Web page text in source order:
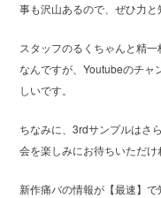
事も沢山あるので、ぜひ力
スタッフのるくちゃんと精
なんですが、Youtubeのチャ
しいです。
ちなみに、3rdサンプルはさ
会を楽しみにお待ちいただけ
新作痛バの情報が【最速】で